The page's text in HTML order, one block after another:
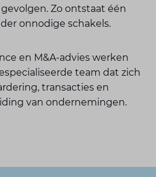
Zo ontstaat één
onnodige schakels.
en M&A-advies werken
team dat zich
transacties en
van ondernemingen.